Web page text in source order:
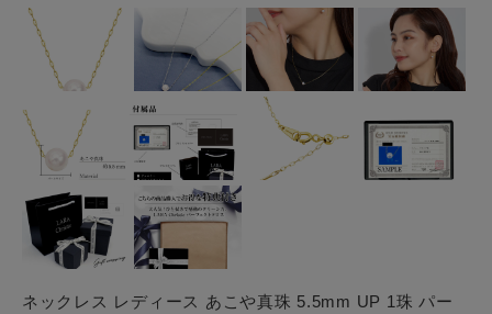
ネックレス レディース あこや真珠 5.5mm UP 1珠 パー